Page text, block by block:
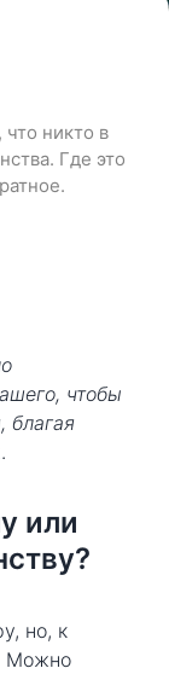
никто в
Где это
чтобы
благая
или
но, к
Можно